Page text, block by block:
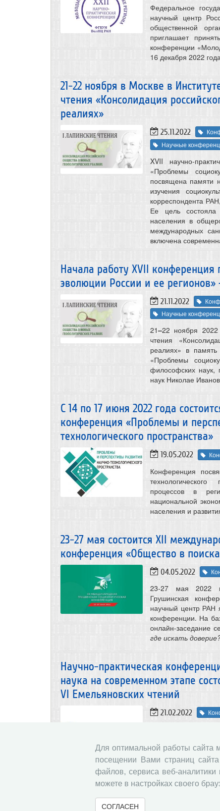
Федеральное
научный центр
общественной
приглашает
конференции
16 декабря 2022
21-22 ноября в Москве в
чтения «Консолидация
реалиях»
25.11.2022
Научные
XVII научно-
«Проблемы
посвящена памяти
изучения
корреспондента
Ее цель
населения в
международных
включена
Начала работу XVII
эволюции России и ее
21.11.2022
Научные
21–22 ноября
чтения
реалиях» в
«Проблемы
философских наук,
наук Николае
С 14 по 17 июня 2022 года
конференция «Проблемы и
технологического пространства»
19.05.2022
Конференция
процессов в
национальной
населения и
23-27 мая состоится XII
конференция «Общество в
04.05.2022
23-27 мая 2022
Грушинская
научный центр РАН
конференции. На
онлайн-заседание
где искать
Научно-практическая
наука на современном этапе
VI Емельяновских чтений
21.02.2022
наука на
Емельяновских
Министерства
Правительства
руководители
Для оптимальной работы сайта
посещении Вами страниц
файлов, сервиса веб-
можете в настройках своего
СОГЛАСЕН